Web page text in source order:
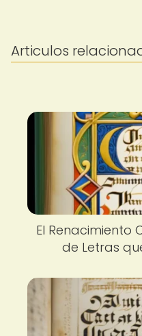
Articulos
El Renacimiento
de Letras